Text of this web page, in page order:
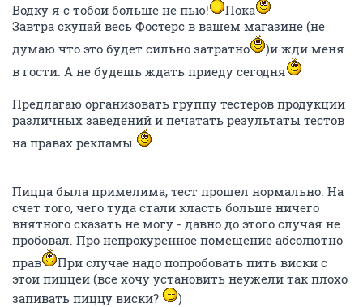
Водку я с тобой больше не пью!
Пока
Завтра скупай весь Фостерс в вашем магазине (не
думаю что это будет сильно затратно
)и жди меня
в гости. А не будешь ждать приеду сегодня
Предлагаю организовать группу тестеров продукции
различных заведений и печатать результаты тестов
на правах рекламы.
Пицца была примелима, тест прошел нормально. На
счет того, чего туда стали класть больше ничего
внятного сказать не могу - давно до этого случая не
пробовал. Про непрокуренное помещение абсолютно
прав
При случае надо попробовать пить виски с
этой пиццей (все хочу установить неужели так плохо
запивать пиццу виски?
)